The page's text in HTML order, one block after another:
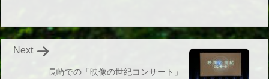
長崎での「映像の世紀コンサート」
Next